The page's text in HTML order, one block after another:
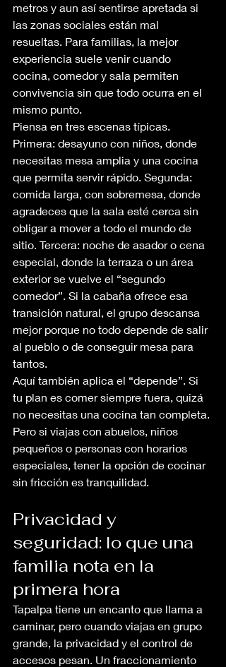
metros y aun así sentirse apretada si
las zonas sociales están mal
resueltas. Para familias, la mejor
experiencia suele venir cuando
cocina, comedor y sala permiten
convivencia sin que todo ocurra en el
mismo punto.
Piensa en tres escenas típicas.
Primera: desayuno con niños, donde
necesitas mesa amplia y una cocina
que permita servir rápido. Segunda:
comida larga, con sobremesa, donde
agradeces que la sala esté cerca sin
obligar a mover a todo el mundo de
sitio. Tercera: noche de asador o cena
especial, donde la terraza o un área
exterior se vuelve el “segundo
comedor”. Si la cabaña ofrece esa
transición natural, el grupo descansa
mejor porque no todo depende de salir
al pueblo o de conseguir mesa para
tantos.
Aquí también aplica el “depende”. Si
tu plan es comer siempre fuera, quizá
no necesitas una cocina tan completa.
Pero si viajas con abuelos, niños
pequeños o personas con horarios
especiales, tener la opción de cocinar
sin fricción es tranquilidad.
Privacidad y
seguridad: lo que una
familia nota en la
primera hora
Tapalpa tiene un encanto que llama a
caminar, pero cuando viajas en grupo
grande, la privacidad y el control de
accesos pesan. Un fraccionamiento